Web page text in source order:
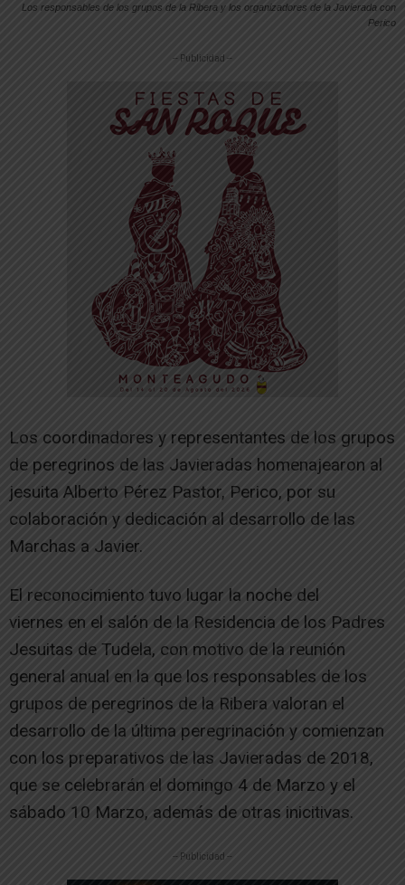
Los responsables de los grupos de la Ribera y los organizadores de la Javierada con
Perico
-- Publicidad --
Los coordinadores y representantes de los grupos
de peregrinos de las Javieradas homenajearon al
jesuita Alberto Pérez Pastor, Perico, por su
colaboración y dedicación al desarrollo de las
Marchas a Javier.
El reconocimiento tuvo lugar la noche del
viernes en el salón de la Residencia de los Padres
Jesuitas de Tudela, con motivo de la reunión
general anual en la que los responsables de los
grupos de peregrinos de la Ribera valoran el
desarrollo de la última peregrinación y comienzan
con los preparativos de las Javieradas de 2018,
que se celebrarán el domingo 4 de Marzo y el
sábado 10 Marzo, además de otras inicitivas.
-- Publicidad --